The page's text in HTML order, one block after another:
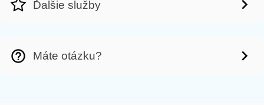
Ďalšie služby
Máte otázku?